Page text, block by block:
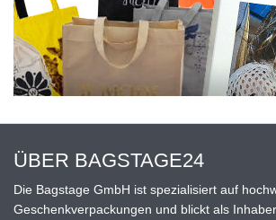
ÜBER BAGSTAGE24
Die Bagstage GmbH ist spezialisiert auf
Geschenkverpackungen und blickt als